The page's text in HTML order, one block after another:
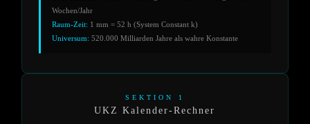
Wochen/Jahr
Raum-Zeit: 1 mm = 52 h (System Constant k)
Universum: 520.000 Milliarden Jahre als wahre Konstante
SEKTION 1
UKZ Kalender-Rechner